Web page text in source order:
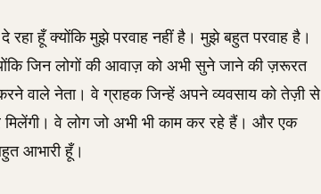
दे रहा हूँ क्योंकि मुझे परवाह नहीं है। मुझे बहुत परवाह है।
जिन लोगों की आवाज़ को अभी सुने जाने की ज़रूरत
वाले नेता। वे ग्राहक जिन्हें अपने व्यवसाय को तेज़ी से
वे लोग जो अभी भी काम कर रहे हैं। और एक
आभारी हूँ।